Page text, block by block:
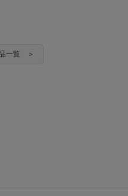
一覧 ＞